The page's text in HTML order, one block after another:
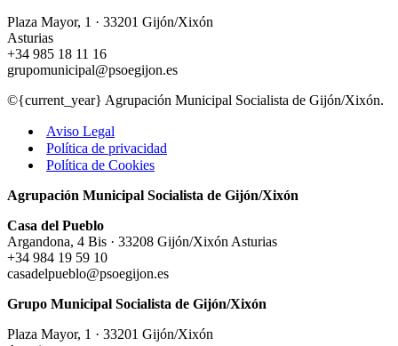
Plaza Mayor, 1 · 33201 Gijón/Xixón
Asturias
+34 985 18 11 16
grupomunicipal@psoegijon.es
©{current_year} Agrupación Municipal Socialista de Gijón/Xixón.
Aviso Legal
Política de privacidad
Política de Cookies
Agrupación Municipal Socialista de Gijón/Xixón
Casa del Pueblo
Argandona, 4 Bis · 33208 Gijón/Xixón Asturias
+34 984 19 59 10
casadelpueblo@psoegijon.es
Grupo Municipal Socialista de Gijón/Xixón
Plaza Mayor, 1 · 33201 Gijón/Xixón